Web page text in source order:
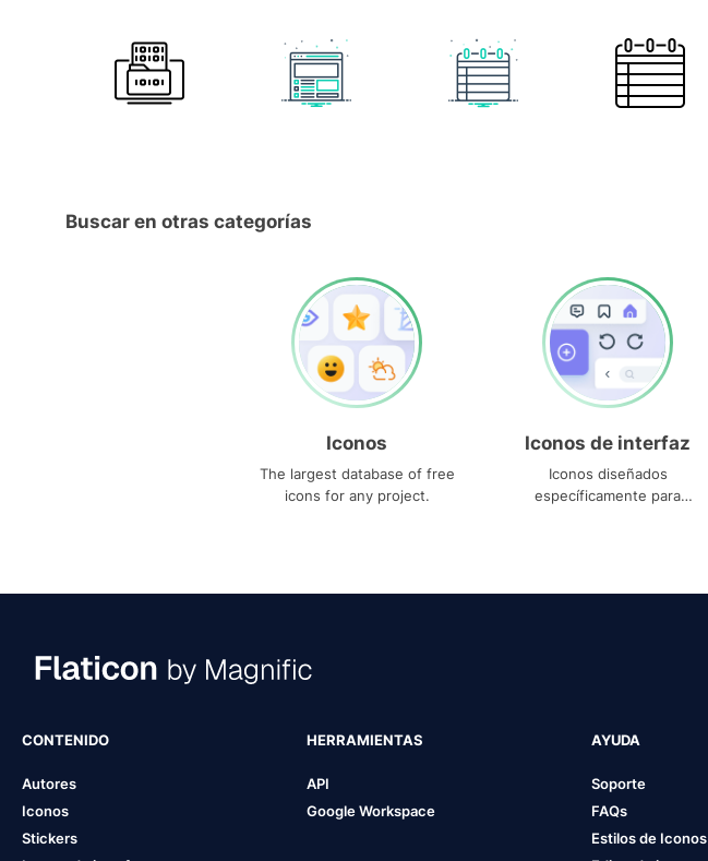
Buscar en otras categorías
Iconos
The largest database of free
icons for any project.
Iconos de interfaz
Iconos diseñados
específicamente para
CONTENIDO
Autores
Iconos
Stickers
HERRAMIENTAS
API
Google Workspace
AYUDA
Soporte
FAQs
Estilos de Iconos